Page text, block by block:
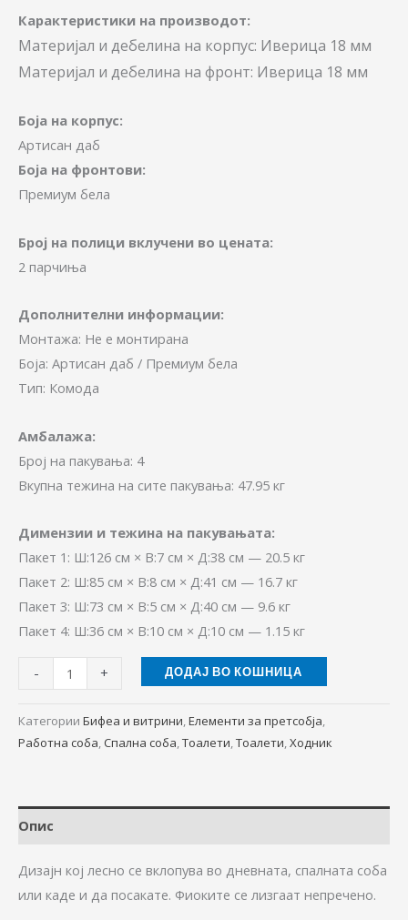
Карактеристики на производот:
Материјал и дебелина на корпус: Иверица 18 мм
Материјал и дебелина на фронт: Иверица 18 мм
Боја на корпус:
Артисан даб
Боја на фронтови:
Премиум бела
Број на полици вклучени во цената:
2 парчиња
Дополнителни информации:
Монтажа: Не е монтирана
Боја: Артисан даб / Премиум бела
Тип: Комода
Амбалажа:
Број на пакувања: 4
Вкупна тежина на сите пакувања: 47.95 кг
Димензии и тежина на пакувањата:
Пакет 1: Ш:126 см × В:7 см × Д:38 см — 20.5 кг
Пакет 2: Ш:85 см × В:8 см × Д:41 см — 16.7 кг
Пакет 3: Ш:73 см × В:5 см × Д:40 см — 9.6 кг
Пакет 4: Ш:36 см × В:10 см × Д:10 см — 1.15 кг
- + ДОДАЈ ВО КОШНИЦА
Категории Бифеа и витрини,Елементи за претсобја,
Работна соба, Спална соба,Тоалети,Тоалети,Ходник
Опис
Дизајн кој лесно се вклопува во дневната, спалната соба
или каде и да посакате. Фиоките се лизгаат непречено.